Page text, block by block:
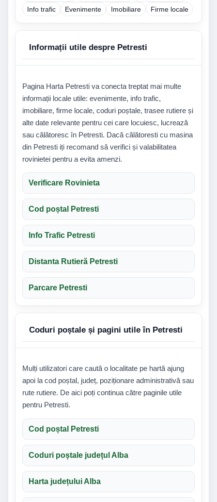
Info trafic Evenimente Imobiliare Firme locale
Informații utile despre Petresti
Pagina Harta Petresti va conecta treptat mai multe
informații locale utile: evenimente, info trafic,
imobiliare, firme locale, coduri poștale, trasee rutiere și
alte date relevante pentru cei care locuiesc, lucrează
sau călătoresc în Petresti. Dacă călătoresti cu masina
din Petresti iți recomand să verifici și valabilitatea
rovinietei pentru a evita amenzi.
Verificare Rovinieta
Cod poștal Petresti
Info Trafic Petresti
Distanta Rutieră Petresti
Parcare Petresti
Coduri poștale și pagini utile în Petresti
Mulți utilizatori care caută o localitate pe hartă ajung
apoi la cod poștal, județ, poziționare administrativă sau
rute rutiere. De aici poți continua către paginile utile
pentru Petresti.
Cod poștal Petresti
Coduri poștale județul Alba
Harta județului Alba